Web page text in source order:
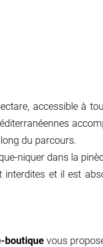
accessible à
du parcours.
niquer dans la
interdites et il est
boutique vous